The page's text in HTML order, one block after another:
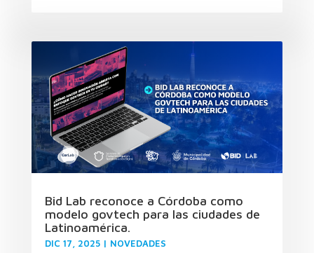
Bid Lab reconoce a Córdoba como
modelo govtech para las ciudades de
Latinoamérica.
DIC 17, 2025| NOVEDADES